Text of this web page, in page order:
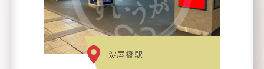
淀屋橋駅